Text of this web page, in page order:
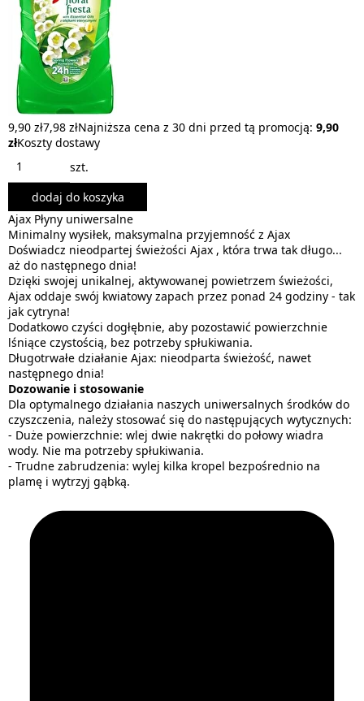
9,90 zł7,98 złNajniższa cena z 30 dni przed tą promocją: 9,90
złKoszty dostawy
szt.
dodaj do koszyka
Ajax Płyny uniwersalne
Minimalny wysiłek, maksymalna przyjemność z Ajax
Doświadcz nieodpartej świeżości Ajax , która trwa tak długo...
aż do następnego dnia!
Dzięki swojej unikalnej, aktywowanej powietrzem świeżości,
Ajax oddaje swój kwiatowy zapach przez ponad 24 godziny - tak
jak cytryna!
Dodatkowo czyści dogłębnie, aby pozostawić powierzchnie
lśniące czystością, bez potrzeby spłukiwania.
Długotrwałe działanie Ajax: nieodparta świeżość, nawet
następnego dnia!
Dozowanie i stosowanie
Dla optymalnego działania naszych uniwersalnych środków do
czyszczenia, należy stosować się do następujących wytycznych:
- Duże powierzchnie: wlej dwie nakrętki do połowy wiadra
wody. Nie ma potrzeby spłukiwania.
- Trudne zabrudzenia: wylej kilka kropel bezpośrednio na
plamę i wytrzyj gąbką.